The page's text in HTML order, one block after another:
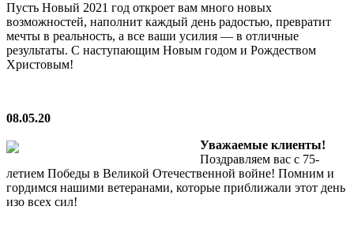
Пусть Новый 2021 год откроет вам много новых
возможностей, наполнит каждый день радостью, превратит
мечты в реальность, а все ваши усилия — в отличные
результаты. С наступающим Новым годом и Рождеством
Христовым!
08.05.20
Уважаемые клиенты!
Поздравляем вас с 75-
летием Победы в Великой Отечественной войне! Помним и
гордимся нашими ветеранами, которые приближали этот день
изо всех сил!